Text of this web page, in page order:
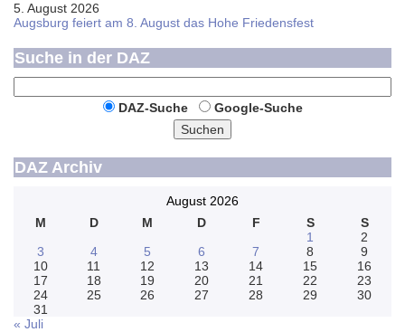
5. August 2026
Augsburg feiert am 8. August das Hohe Friedensfest
Suche in der DAZ
DAZ-Suche
Google-Suche
Suchen
DAZ Archiv
August 2026
M
D M D F S
S
1
2
3
4 5 6 7 8
9
10
11 12 13 14 15
16
17
18 19 20 21 22
23
24
25 26 27 28 29
30
31
« Juli